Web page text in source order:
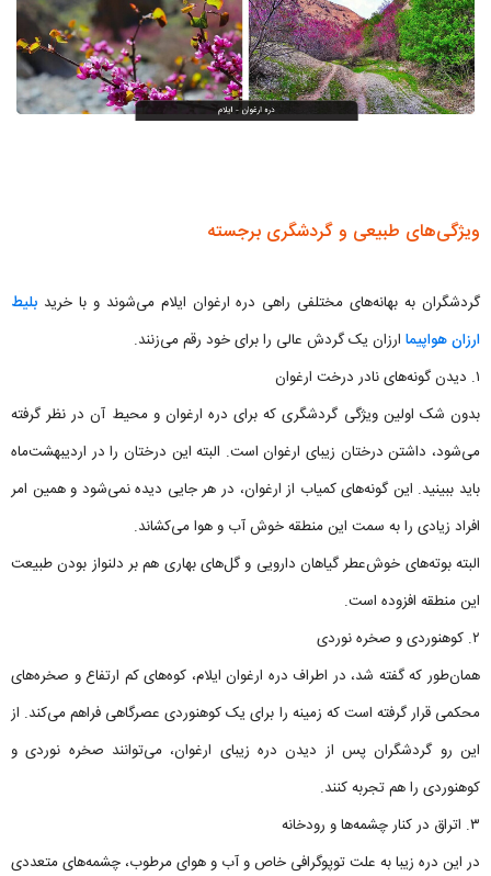
ویژگی‌های طبیعی و گردشگری برجسته
گردشگران به بهانه‌های مختلفی راهی دره ارغوان ایلام می‌شوند و با خرید بلیط
ارزان هواپیما ارزان یک گردش عالی را برای خود رقم می‌زنند.
۱. دیدن گونه‌های نادر درخت ارغوان
بدون شک اولین ویژگی گردشگری که برای دره ارغوان و محیط آن در نظر گرفته
می‌شود، داشتن درختان زیبای ارغوان است. البته این درختان را در اردیبهشت‌ماه
باید ببینید. این گونه‌های کمیاب از ارغوان، در هر جایی دیده نمی‌شود و همین امر
افراد زیادی را به سمت این منطقه خوش آب و هوا می‌کشاند.
البته بوته‌های خوش‌عطر گیاهان دارویی و گل‌های بهاری هم بر دلنواز بودن طبیعت
این منطقه افزوده است.
۲. کوهنوردی و صخره نوردی
همان‌طور که گفته شد، در اطراف دره ارغوان ایلام، کوه‌های کم ارتفاع و صخره‌های
محکمی قرار گرفته است که زمینه را برای یک کوهنوردی عصرگاهی فراهم می‌کند. از
این رو گردشگران پس از دیدن دره زیبای ارغوان، می‌توانند صخره نوردی و
کوهنوردی را هم تجربه کنند.
۳. اتراق در کنار چشمه‌ها و رودخانه
در این دره زیبا به علت توپوگرافی خاص و آب و هوای مرطوب، چشمه‌های متعددی